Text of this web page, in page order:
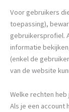
Voor gebruikers
toepassing),
gebruikersprofiel.
informatie
(enkel de
van de website
Welke rechten
Als je een